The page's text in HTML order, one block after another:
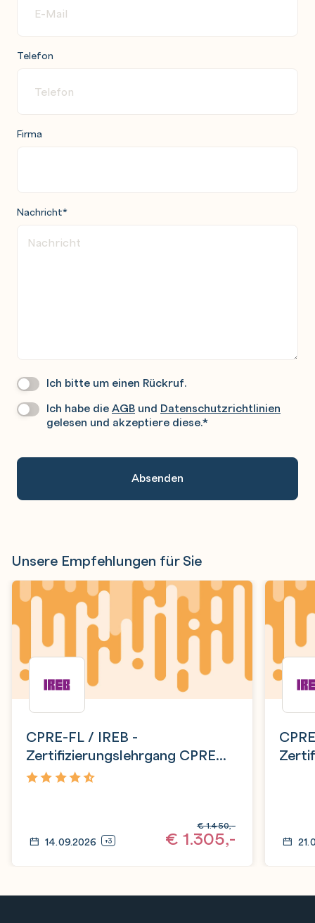
Telefon
Firma
Nachricht*
Wir
Sie
Ich bitte um einen Rückruf.
Datenschutz*
Ich habe dieAGB und Datenschutzrichtlinien
gelesen und akzeptiere diese.*
Unsere Empfehlungen für Sie
CPRE-FL / IREB -
Zertifizierungslehrgang CPRE
Requirements Engineering
14.09.2026 +3 € 1.305,-
€1.450,-